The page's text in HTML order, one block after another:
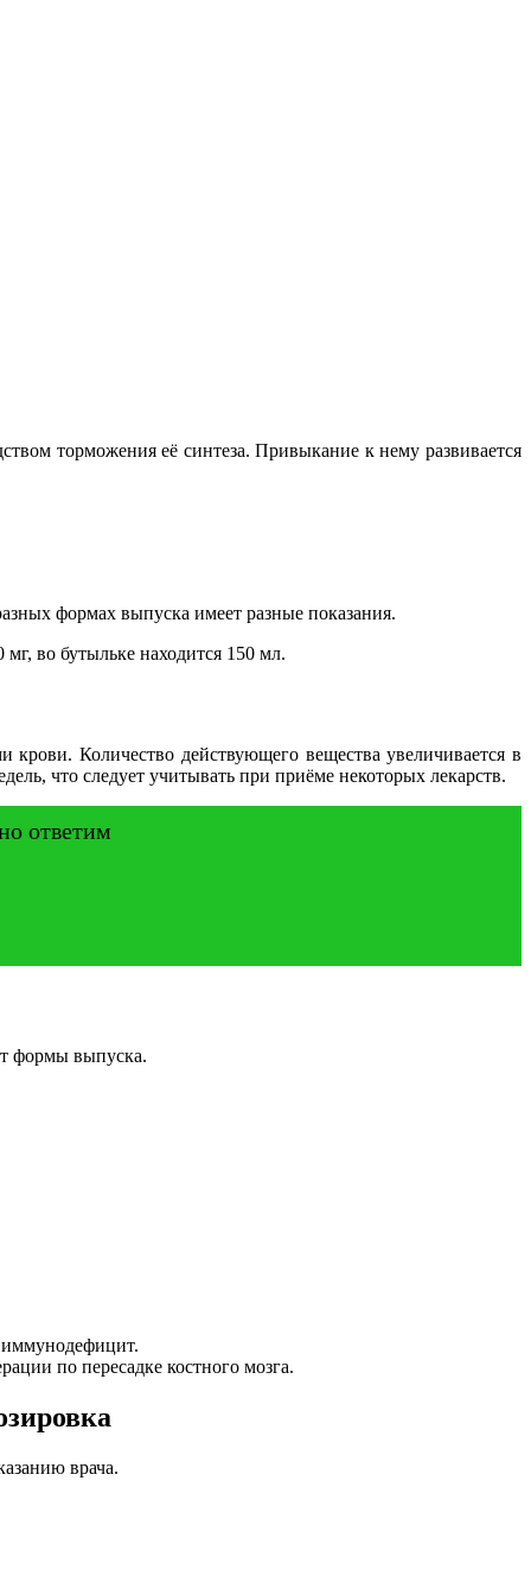
торможения её синтеза. Привыкание к нему развивается
формах выпуска имеет разные показания.
во бутыльке находится 150 мл.
Количество действующего вещества увеличивается в
что следует учитывать при приёме некоторых лекарств.
ответим
формы выпуска.
по пересадке костного мозга.
врача.